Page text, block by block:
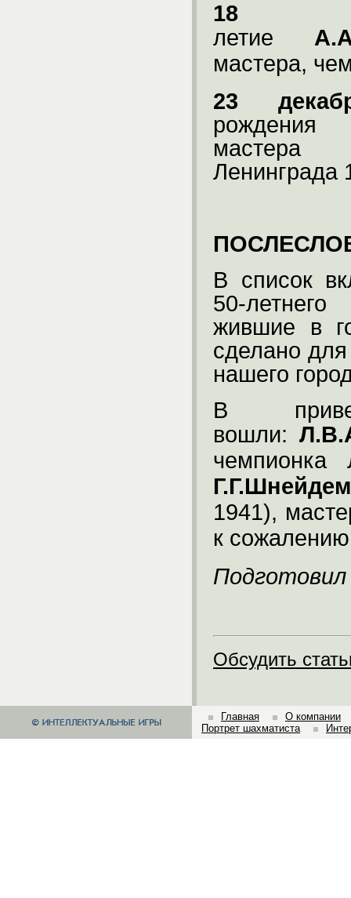
18
летие
мастера,
23
рождения
Ленинграда
В список
50-
жившие в
сделано
нашего
В
вошли:
чемпионка
1941),
к
Обсудить
Главная
О компании
Портрет шахматиста